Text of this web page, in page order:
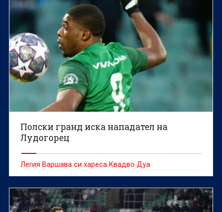
Полски гранд иска нападател на
Лудогорец
Легия Варшава си хареса Квадво Дуа